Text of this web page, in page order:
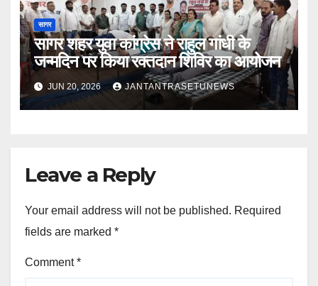
सागर
सागर शहर युवा कांग्रेस ने राहुल गांधी के
जन्मदिन पर किया रक्तदान शिविर का आयोजन
JUN 20, 2026 JANTANTRASETUNEWS
Leave a Reply
Your email address will not be published. Required
fields are marked *
Comment*